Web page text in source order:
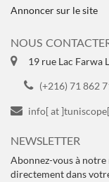
Annoncer sur le site
NOUS
19 rue Lac Farwa
(+216) 71 862
info[ at
NEWSLETTER
Abonnez-vous à
directement dans